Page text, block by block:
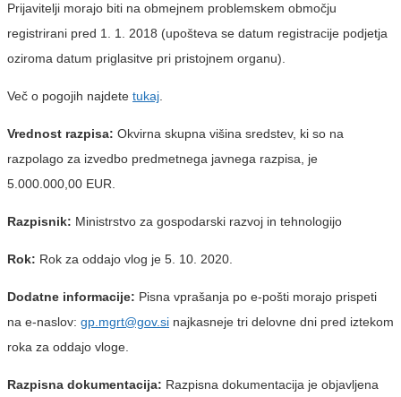
Prijavitelji morajo biti na obmejnem problemskem območju
registrirani pred 1. 1. 2018 (upošteva se datum registracije podjetja
oziroma datum priglasitve pri pristojnem organu).
Več o pogojih najdete tukaj.
Vrednost razpisa: Okvirna skupna višina sredstev, ki so na
razpolago za izvedbo predmetnega javnega razpisa, je
5.000.000,00 EUR.
Razpisnik: Ministrstvo za gospodarski razvoj in tehnologijo
Rok: Rok za oddajo vlog je 5. 10. 2020.
Dodatne informacije: Pisna vprašanja po e-pošti morajo prispeti
na e-naslov: gp.mgrt@gov.si najkasneje tri delovne dni pred iztekom
roka za oddajo vloge.
Razpisna dokumentacija: Razpisna dokumentacija je objavljena